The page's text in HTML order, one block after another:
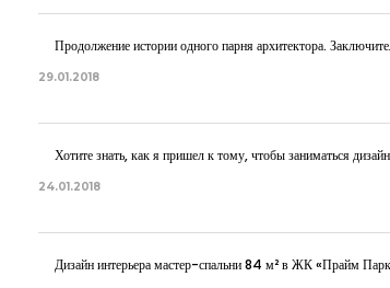
Продолжение истории одного парня архитектора.
29.01.2018
Хотите знать, как я пришел к тому, чтобы заниматься
24.01.2018
Дизайн интерьера мастер-спальни 84 м² в ЖК «Прайм